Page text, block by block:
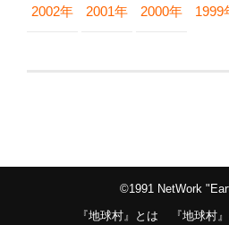
2002年 2001年 2000年 1999
©1991 NetWork
『地球村』とは
『地球村